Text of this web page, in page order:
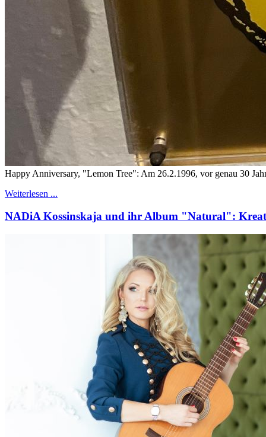
Happy Anniversary, "Lemon Tree": Am 26.2.1996, vor genau 30
Weiterlesen ...
NADiA Kossinskaja und ihr Album "Natural":